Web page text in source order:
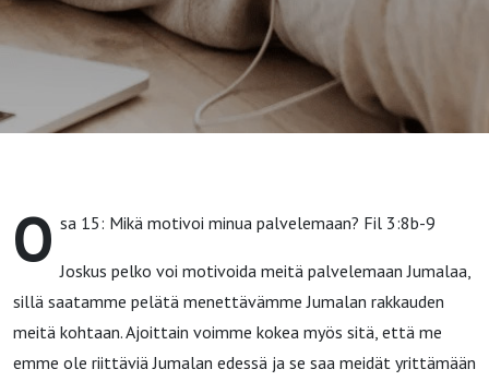
O sa 15: Mikä motivoi minua palvelemaan? Fil 3:8b-9
Joskus pelko voi motivoida meitä palvelemaan Jumalaa,
sillä saatamme pelätä menettävämme Jumalan rakkauden
meitä kohtaan. Ajoittain voimme kokea myös sitä, että me
emme ole riittäviä Jumalan edessä ja se saa meidät yrittämään